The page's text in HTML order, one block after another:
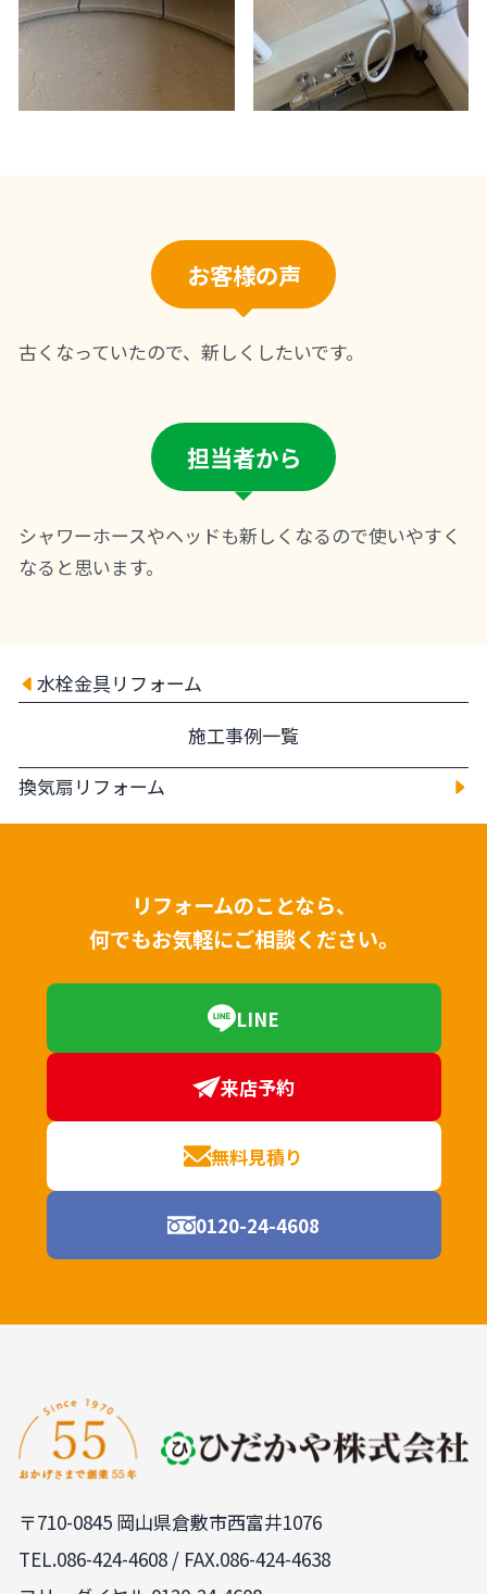
お客様の声
古くなっていたので、新しくしたいです。
担当者から
シャワーホースやヘッドも新しくなるので使いやすく
なると思います。
水栓金具リフォーム
施工事例一覧
換気扇リフォーム
リフォームのことなら、
何でもお気軽にご相談ください。
LINE
来店予約
無料見積り
0120-24-4608
〒710-0845 岡山県倉敷市西富井1076
TEL.086-424-4608 / FAX.086-424-4638